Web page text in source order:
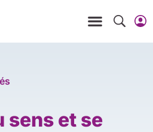
sens et se